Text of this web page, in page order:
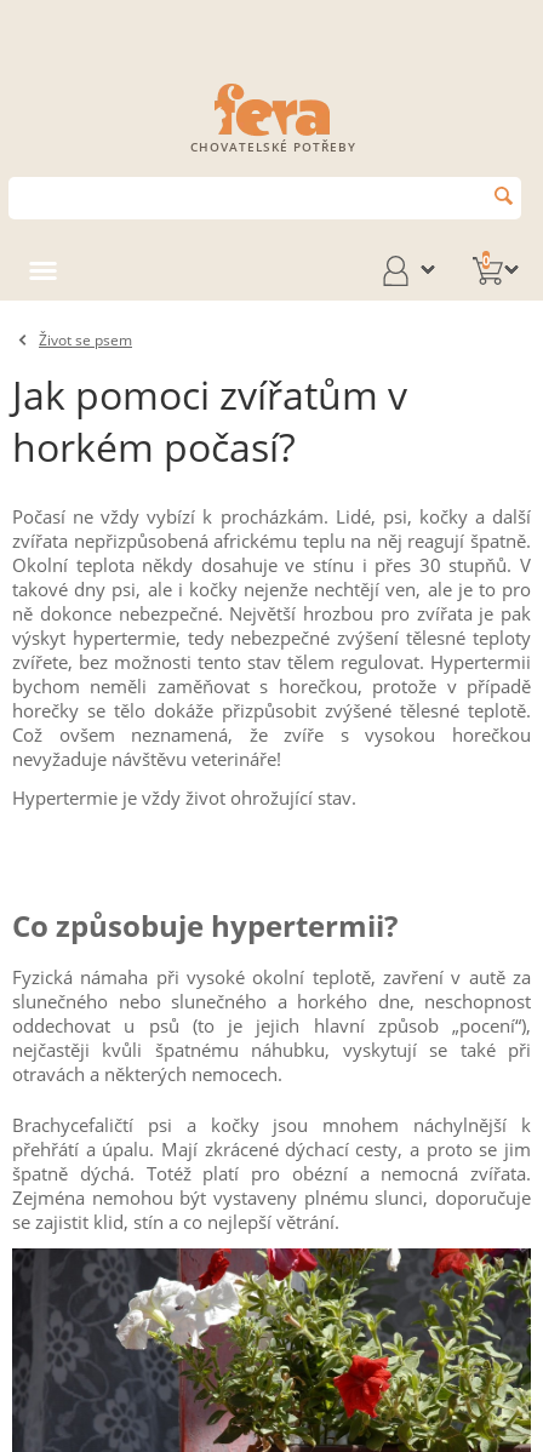
CHOVATELSKÉ POTŘEBY
0
Život se psem
Jak pomoci zvířatům v
horkém počasí?
Počasí ne vždy vybízí k procházkám. Lidé, psi, kočky a další
zvířata nepřizpůsobená africkému teplu na něj reagují špatně.
Okolní teplota někdy dosahuje ve stínu i přes 30 stupňů. V
takové dny psi, ale i kočky nejenže nechtějí ven, ale je to pro
ně dokonce nebezpečné. Největší hrozbou pro zvířata je pak
výskyt hypertermie, tedy nebezpečné zvýšení tělesné teploty
zvířete, bez možnosti tento stav tělem regulovat. Hypertermii
bychom neměli zaměňovat s horečkou, protože v případě
horečky se tělo dokáže přizpůsobit zvýšené tělesné teplotě.
Což ovšem neznamená, že zvíře s vysokou horečkou
nevyžaduje návštěvu veterináře!
Hypertermie je vždy život ohrožující stav.
Co způsobuje hypertermii?
Fyzická námaha při vysoké okolní teplotě, zavření v autě za
slunečného nebo slunečného a horkého dne, neschopnost
oddechovat u psů (to je jejich hlavní způsob „pocení“),
nejčastěji kvůli špatnému náhubku, vyskytují se také při
otravách a některých nemocech.
Brachycefaličtí psi a kočky jsou mnohem náchylnější k
přehřátí a úpalu. Mají zkrácené dýchací cesty, a proto se jim
špatně dýchá. Totéž platí pro obézní a nemocná zvířata.
Zejména nemohou být vystaveny plnému slunci, doporučuje
se zajistit klid, stín a co nejlepší větrání.